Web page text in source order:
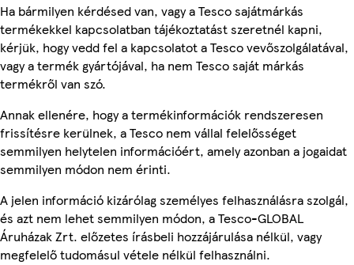
Ha bármilyen kérdésed van, vagy a Tesco sajátmárkás
termékekkel kapcsolatban tájékoztatást szeretnél kapni,
kérjük, hogy vedd fel a kapcsolatot a Tesco vevőszolgálatával,
vagy a termék gyártójával, ha nem Tesco saját márkás
termékről van szó.
Annak ellenére, hogy a termékinformációk rendszeresen
frissítésre kerülnek, a Tesco nem vállal felelősséget
semmilyen helytelen információért, amely azonban a jogaidat
semmilyen módon nem érinti.
A jelen információ kizárólag személyes felhasználásra szolgál,
és azt nem lehet semmilyen módon, a Tesco-GLOBAL
Áruházak Zrt. előzetes írásbeli hozzájárulása nélkül, vagy
megfelelő tudomásul vétele nélkül felhasználni.